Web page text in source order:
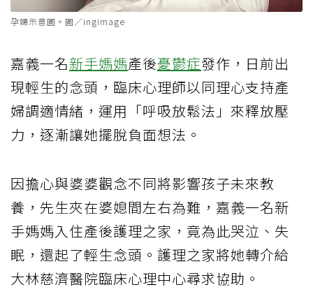
孕婦示意圖。圖／ingimage
嘉義一名新手媽媽產後憂鬱症發作，日前出
現輕生的念頭，臨床心理師以同理心支持產
婦調適情緒，運用「呼吸放鬆法」來釋放壓
力，逐漸讓她擺脫負面想法。
因擔心與婆婆觀念不同將影響孩子未來教
養，先生夾在婆媳間左右為難，嘉義一名新
手媽媽入住產後護理之家，竟為此哭泣、失
眠，還起了輕生念頭。護理之家將她轉介給
大林慈濟醫院臨床心理中心尋求協助。